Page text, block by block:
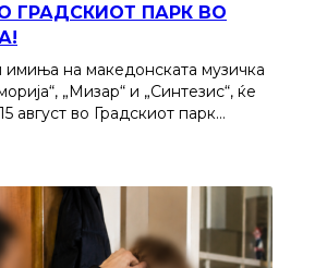
ГРАДСКИОТ ПАРК ВО
имиња на македонската музичка
„Мизар“ и „Синтезис“, ќе
август во Градскиот парк…